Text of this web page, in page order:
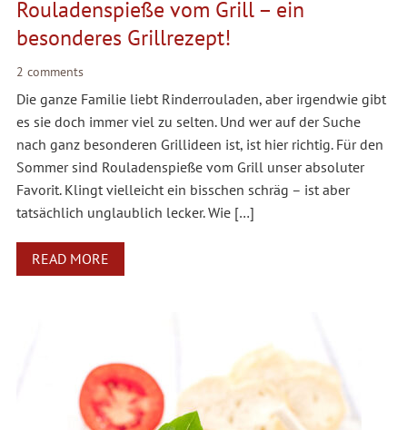
Rouladenspieße vom Grill – ein
besonderes Grillrezept!
2 comments
Die ganze Familie liebt Rinderrouladen, aber irgendwie gibt
es sie doch immer viel zu selten. Und wer auf der Suche
nach ganz besonderen Grillideen ist, ist hier richtig. Für den
Sommer sind Rouladenspieße vom Grill unser absoluter
Favorit. Klingt vielleicht ein bisschen schräg – ist aber
tatsächlich unglaublich lecker. Wie […]
READ MORE